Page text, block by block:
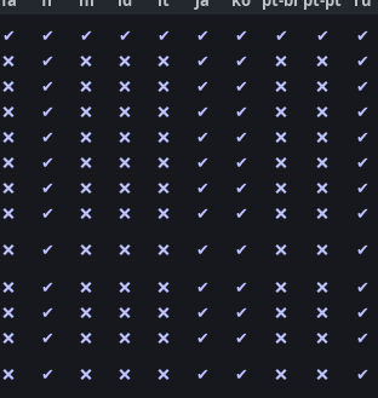
✔ ✔ ✔ ✔ ✔ ✔ ✔ ✔ ✔ ✔
❌ ✔ ❌ ❌ ❌ ✔ ✔ ❌ ❌ ✔
❌ ✔ ❌ ❌ ❌ ✔ ✔ ❌ ❌ ✔
❌ ✔ ❌ ❌ ❌ ✔ ✔ ❌ ❌ ✔
❌ ✔ ❌ ❌ ❌ ✔ ✔ ❌ ❌ ✔
❌ ✔ ❌ ❌ ❌ ✔ ✔ ❌ ❌ ✔
❌ ✔ ❌ ❌ ❌ ✔ ✔ ❌ ❌ ✔
❌ ✔ ❌ ❌ ❌ ✔ ✔ ❌ ❌ ✔
❌ ✔ ❌ ❌ ❌ ✔ ✔ ❌ ❌ ✔
❌ ✔ ❌ ❌ ❌ ✔ ✔ ❌ ❌ ✔
❌ ✔ ❌ ❌ ❌ ✔ ✔ ❌ ❌ ✔
❌ ✔ ❌ ❌ ❌ ✔ ✔ ❌ ❌ ✔
❌ ✔ ❌ ❌ ❌ ✔ ✔ ❌ ❌ ✔